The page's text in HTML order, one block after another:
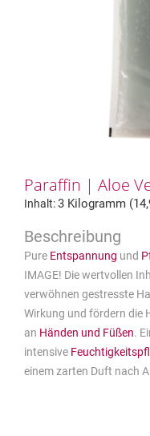
Paraffin | Aloe
Inhalt:3 Kilogramm
Pure Entspannung und
IMAGE! Die wertvollen
verwöhnen gestresste
Wirkung und fördern die
an Händen und Füßen.
intensive
einem zarten Duft nach